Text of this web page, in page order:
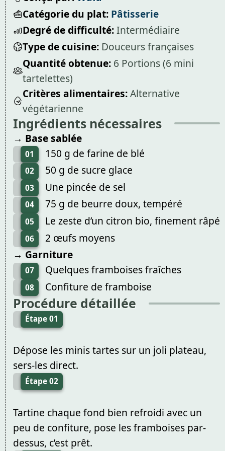
Catégorie du plat: Pâtisserie
Degré de difficulté:Intermédiaire
Type de cuisine: Douceurs françaises
Quantité obtenue: 6 Portions (6 mini
tartelettes)
Critères alimentaires:Alternative
végétarienne
Ingrédients nécessaires
→ Base sablée
01 150 g de farine de blé
02 50 g de sucre glace
03 Une pincée de sel
04 75 g de beurre doux, tempéré
05 Le zeste d’un citron bio, finement râpé
06
2 œufs moyens
→ Garniture
07 Quelques framboises fraîches
08 Confiture de framboise
Procédure détaillée
Étape 01
Dépose les minis tartes sur un joli plateau,
sers-les direct.
Étape 02
Tartine chaque fond bien refroidi avec un
peu de confiture, pose les framboises par-
dessus, c’est prêt.